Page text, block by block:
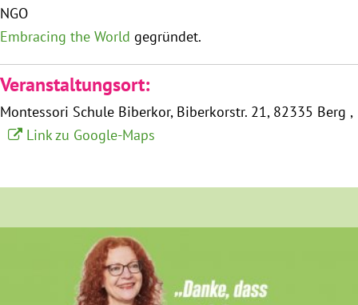
Zur Person
Kontakt
Presse
NGO
Embracing the World gegründet.
Veranstaltungsort:
Montessori Schule Biberkor Biberkorstr. 21 82335 Berg
Link zu Google-Maps